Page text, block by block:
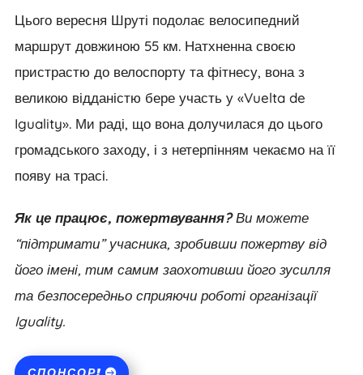
Цього вересня Шруті подолає велосипедний
маршрут довжиною 55 км. Натхненна своєю
пристрастю до велоспорту та фітнесу, вона з
великою відданістю бере участь у «Vuelta de
Iguality». Ми раді, що вона долучилася до цього
громадського заходу, і з нетерпінням чекаємо на її
появу на трасі.
Як це працює, пожертвування?Ви можете
“підтримати” учасника, зробивши пожертву від
його імені, тим самим заохотивши його зусилля
та безпосередньо сприяючи роботі організації
Iguality.